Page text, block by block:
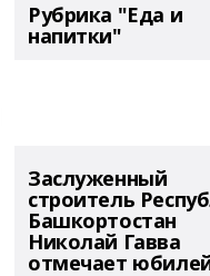
Рубрика "Еда и
напитки"
Заслуженный
строитель
Башкортостан
Николай Гавва
отмечает